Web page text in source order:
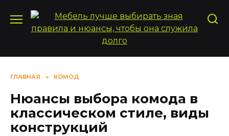
содержанию
ГЛАВНАЯ » КОМОД
Нюансы выбора комода в
классическом стиле, виды
конструкций